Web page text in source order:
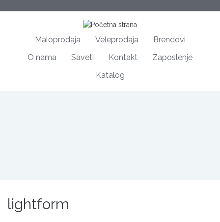
Maloprodaja Veleprodaja
Brendovi
O nama
Saveti Kontakt
Zaposlenje
Katalog
lightform